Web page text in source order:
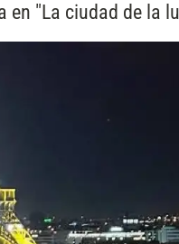
en "La ciudad de la